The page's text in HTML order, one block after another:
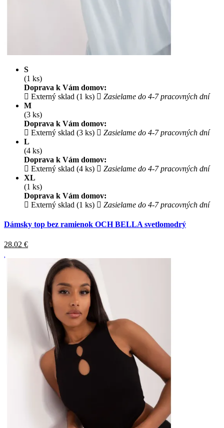
S
(1 ks)
Doprava k Vám domov:
Externý sklad (1 ks)
Zasielame do 4-7 pracovných dní
M
(3 ks)
Doprava k Vám domov:
Externý sklad (3 ks)
Zasielame do 4-7 pracovných dní
L
(4 ks)
Doprava k Vám domov:
Externý sklad (4 ks)
Zasielame do 4-7 pracovných dní
XL
(1 ks)
Doprava k Vám domov:
Externý sklad (1 ks)
Zasielame do 4-7 pracovných dní
Dámsky top bez ramienok OCH BELLA svetlomodrý
28.02 €